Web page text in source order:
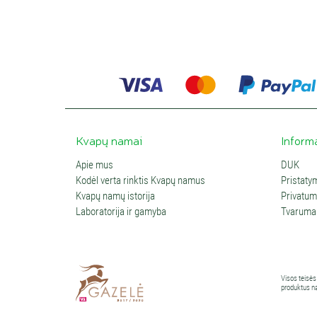
Kvapų namai
Apie mus
Kodėl verta rinktis Kvapų namus
Kvapų namų istorija
Laboratorija ir gamyba
DUK
Visos
produktus